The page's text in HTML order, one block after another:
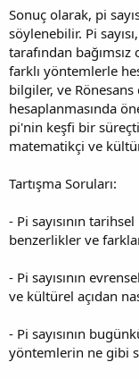
Sonuç olarak, pi
söylenebilir. Pi
tarafından
farklı yöntemlerle
bilgiler, ve
hesaplanmasında
pi'nin keşfi bir
matematikçi ve
Tartışma Soruları:
- Pi sayısının
benzerlikler ve
- Pi sayısının
ve kültürel açıdan
- Pi sayısının
yöntemlerin ne gibi